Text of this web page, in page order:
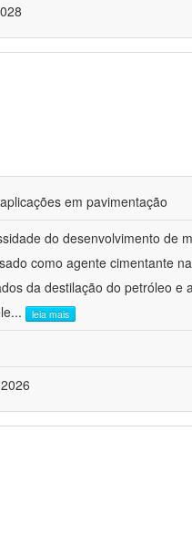
em pavimentação
do desenvolvimento de
como agente cimentante
da destilação do petróleo e
... leia mais